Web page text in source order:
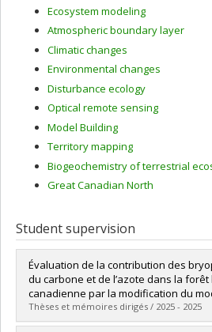
Ecosystem modeling
Atmospheric boundary layer
Climatic changes
Environmental changes
Disturbance ecology
Optical remote sensing
Model Building
Territory mapping
Biogeochemistry of terrestrial
Great Canadian North
Student supervision
Évaluation de la contribution des
du carbone et de l’azote dans la
canadienne par la modification du
Thèses et mémoires dirigés / 2025 - 2025